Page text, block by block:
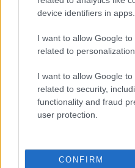
device identifiers in apps.
I want to allow Google
related to personalization.
I want to allow Google
related to security,
functionality and fraud
user protection.
CONFIRM